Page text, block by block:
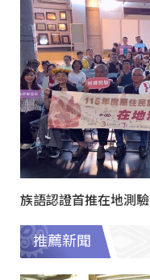
族語認證首推在地測
推薦新聞